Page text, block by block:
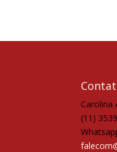
Carolina
(11)